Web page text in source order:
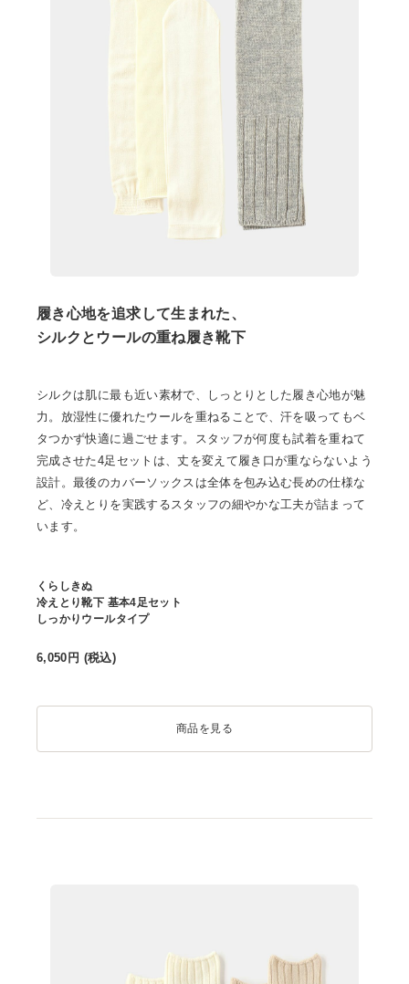
履き心地を追求して生まれた、
シルクとウールの重ね履き靴下
シルクは肌に最も近い素材で、しっとりとした履き心地が魅
力。放湿性に優れたウールを重ねることで、汗を吸ってもベ
タつかず快適に過ごせます。スタッフが何度も試着を重ねて
完成させた4足セットは、丈を変えて履き口が重ならないよう
設計。最後のカバーソックスは全体を包み込む長めの仕様な
ど、冷えとりを実践するスタッフの細やかな工夫が詰まって
います。
くらしきぬ
冷えとり靴下 基本4足セット
しっかりウールタイプ
6,050 円 (税込)
商品を見る